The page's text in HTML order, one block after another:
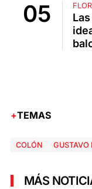
TEMAS
COLÓN
MÁS